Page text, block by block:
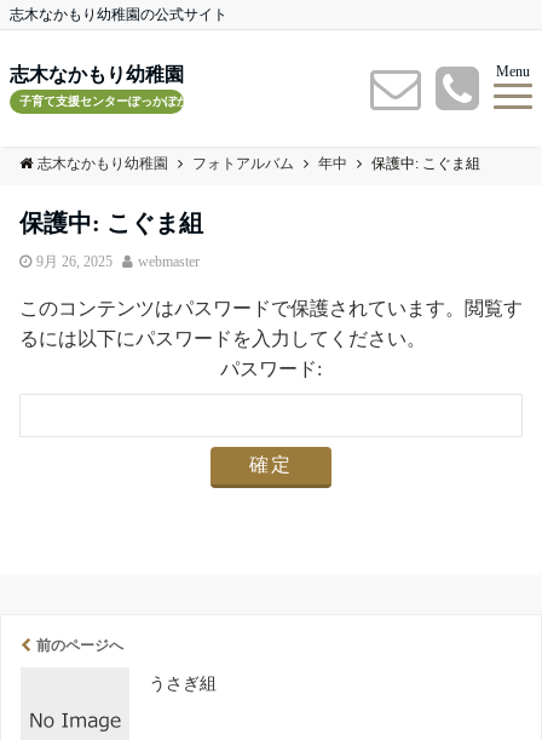
志木なかもり幼稚園の公式サイト
志木なかもり幼稚園
子育て支援センターぽっかぽかルーム
Menu
志木なかもり幼稚園 フォトアルバム 年中 保護中: こぐま組
保護中: こぐま組
9月 26, 2025 webmaster
このコンテンツはパスワードで保護されています。閲覧す
るには以下にパスワードを入力してください。
パスワード:
前のページへ
うさぎ組